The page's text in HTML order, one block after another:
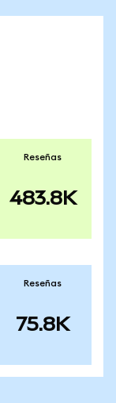
Reseñas
483.8K
Reseñas
75.8K